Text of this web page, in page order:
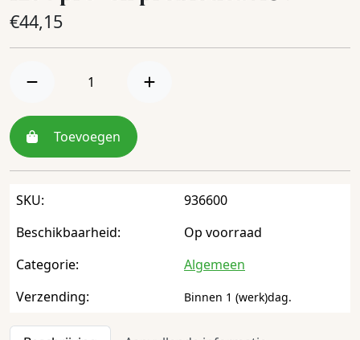
€44,15
Toevoegen
SKU:
936600
Beschikbaarheid:
Op voorraad
Categorie:
Algemeen
Verzending:
Binnen 1 (werk)dag.